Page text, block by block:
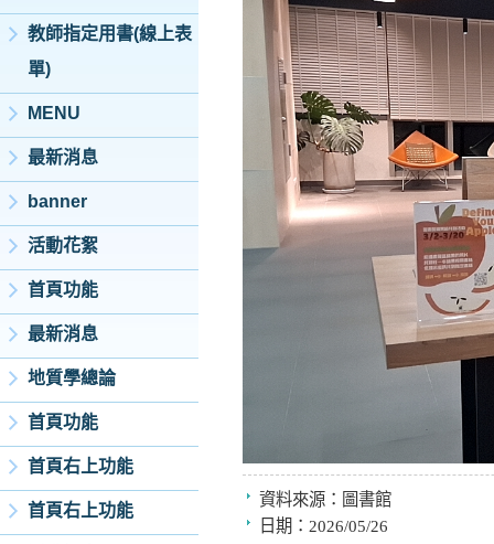
教師指定用書(線上表
單)
MENU
最新消息
banner
活動花絮
首頁功能
最新消息
地質學總論
首頁功能
首頁右上功能
首頁右上功能
資料來源： 圖書館
日期： 2026/05/26